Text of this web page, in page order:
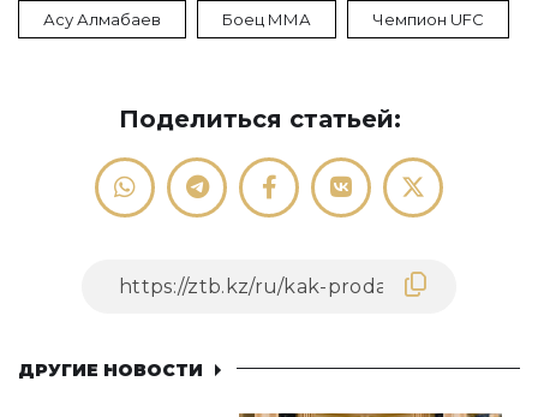
Асу Алмабаев Боец ММА Чемпион UFC
Поделиться статьей:
ДРУГИЕ НОВОСТИ